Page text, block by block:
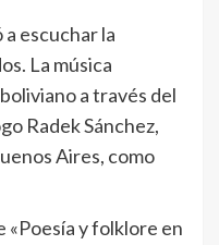
escuchar la
La música
a través del
Radek Sánchez,
Aires, como
«Poesía y folklore en